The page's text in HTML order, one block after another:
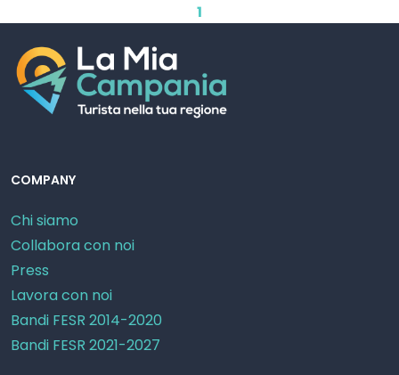
1
COMPANY
Chi siamo
Collabora con noi
Press
Lavora con noi
Bandi FESR 2014-2020
Bandi FESR 2021-2027